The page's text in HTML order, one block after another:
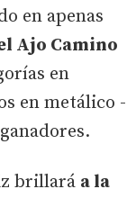
en apenas
Ajo Camino
en
en metálico -
brillará a la